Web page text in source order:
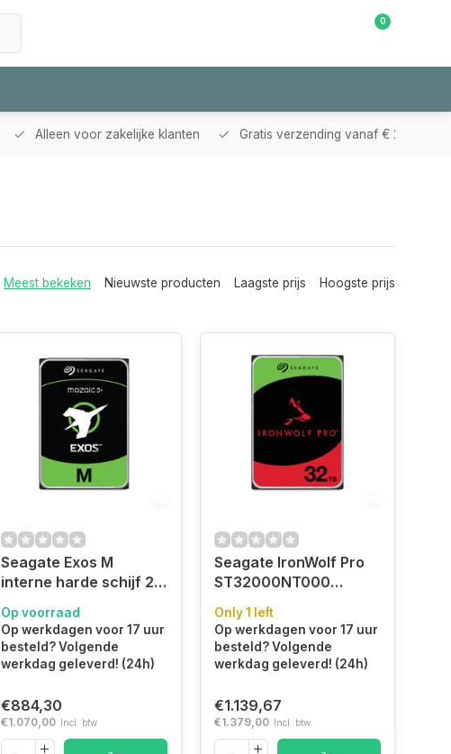
0
Alleen voor zakelijke klanten Gratis verzending vanaf € 200,-
Meest bekeken Nieuwste producten Laagste prijs Hoogste prijs
Seagate Exos M
interne harde schijf 28
3.5" SATA
(ST28000NM003K)
Op voorraad
Op werkdagen voor 17 uur
besteld? Volgende
werkdag geleverd! (24h)
€884,30
€1.070,00 Incl. btw
Seagate IronWolf Pro
ST32000NT000
interne harde schijf 32
TB 7200 RPM 3.5"
SATA III
(ST32000NT000)
Only 1 left
Op werkdagen voor 17 uur
besteld? Volgende
werkdag geleverd! (24h)
€1.139,67
€1.379,00 Incl. btw